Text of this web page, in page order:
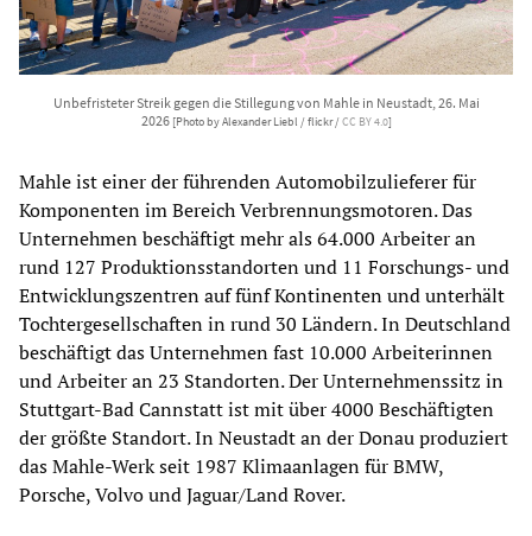
Unbefristeter Streik gegen die Stillegung von Mahle in Neustadt, 26. Mai
2026 [Photo by Alexander Liebl / flickr /CC BY 4.0]
Mahle ist einer der führenden Automobilzulieferer für
Komponenten im Bereich Verbrennungsmotoren. Das
Unternehmen beschäftigt mehr als 64.000 Arbeiter an
rund 127 Produktionsstandorten und 11 Forschungs- und
Entwicklungszentren auf fünf Kontinenten und unterhält
Tochtergesellschaften in rund 30 Ländern. In Deutschland
beschäftigt das Unternehmen fast 10.000 Arbeiterinnen
und Arbeiter an 23 Standorten. Der Unternehmenssitz in
Stuttgart-Bad Cannstatt ist mit über 4000 Beschäftigten
der größte Standort. In Neustadt an der Donau produziert
das Mahle-Werk seit 1987 Klimaanlagen für BMW,
Porsche, Volvo und Jaguar/Land Rover.